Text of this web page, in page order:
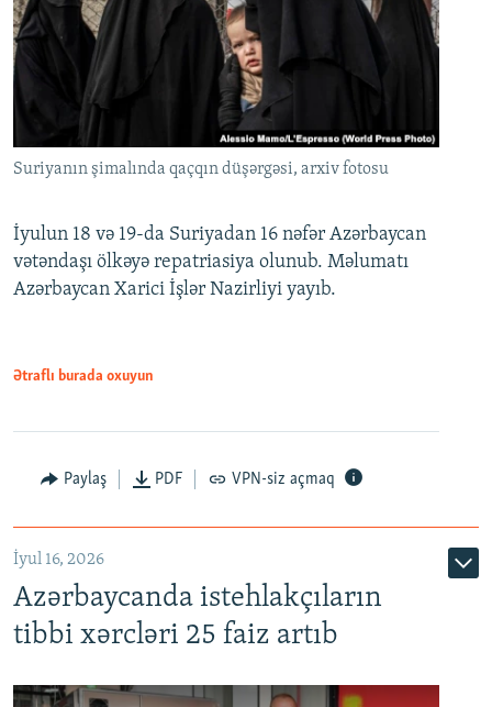
Suriyanın şimalında qaçqın düşərgəsi, arxiv fotosu
İyulun 18 və 19-da Suriyadan 16 nəfər Azərbaycan
vətəndaşı ölkəyə repatriasiya olunub. Məlumatı
Azərbaycan Xarici İşlər Nazirliyi yayıb.
Ətraflı burada oxuyun
Paylaş PDF VPN-siz açmaq
İyul 16, 2026
Azərbaycanda istehlakçıların
tibbi xərcləri 25 faiz artıb